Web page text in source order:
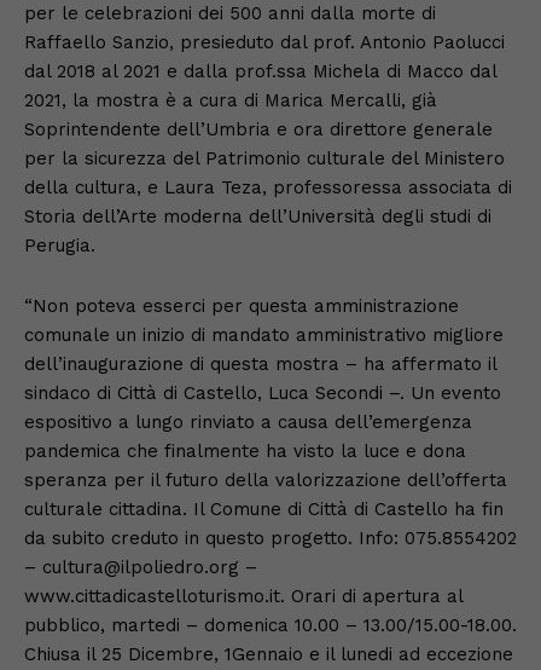
per le celebrazioni dei 500 anni dalla morte di
Raffaello Sanzio, presieduto dal prof. Antonio Paolucci
dal 2018 al 2021 e dalla prof.ssa Michela di Macco dal
2021, la mostra è a cura di Marica Mercalli, già
Soprintendente dell’Umbria e ora direttore generale
per la sicurezza del Patrimonio culturale del Ministero
della cultura, e Laura Teza, professoressa associata di
Storia dell’Arte moderna dell’Università degli studi di
Perugia.
“Non poteva esserci per questa amministrazione
comunale un inizio di mandato amministrativo migliore
dell’inaugurazione di questa mostra – ha affermato il
sindaco di Città di Castello, Luca Secondi –. Un evento
espositivo a lungo rinviato a causa dell’emergenza
pandemica che finalmente ha visto la luce e dona
speranza per il futuro della valorizzazione dell’offerta
culturale cittadina. Il Comune di Città di Castello ha fin
da subito creduto in questo progetto. Info: 075.8554202
– cultura@ilpoliedro.org –
www.cittadicastelloturismo.it. Orari di apertura al
pubblico, martedi – domenica 10.00 – 13.00/15.00-18.00.
Chiusa il 25 Dicembre, 1Gennaio e il lunedi ad eccezione